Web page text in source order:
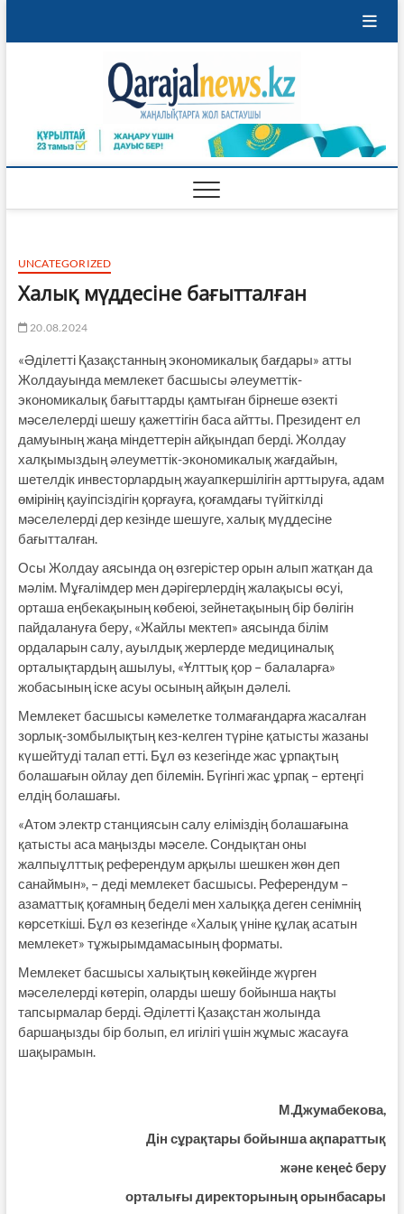
UNCATEGORIZED
Халық мүддесіне бағытталған
20.08.2024
«Әділетті Қазақстанның экономикалық бағдары» атты
Жолдауында мемлекет басшысы әлеуметтік-
экономикалық бағыттарды қамтыған бірнеше өзекті
мәселелерді шешу қажеттігін баса айтты. Президент ел
дамуының жаңа міндеттерін айқындап берді. Жолдау
халқымыздың әлеуметтік-экономикалық жағдайын,
шетелдік инвесторлардың жауапкершілігін арттыруға, адам
өмірінің қауіпсіздігін қорғауға, қоғамдағы түйіткілді
мәселелерді дер кезінде шешуге, халық мүддесіне
бағытталған.
Осы Жолдау аясында оң өзгерістер орын алып жатқан да
мәлім. Мұғалімдер мен дәрігерлердің жалақысы өсуі,
орташа еңбекақының көбеюі, зейнетақының бір бөлігін
пайдалануға беру, «Жайлы мектеп» аясында білім
ордаларын салу, ауылдық жерлерде медициналық
орталықтардың ашылуы, «Ұлттық қор – балаларға»
жобасының іске асуы осының айқын дәлелі.
Мемлекет басшысы кәмелетке толмағандарға жасалған
зорлық-зомбылықтың кез-келген түріне қатысты жазаны
күшейтуді талап етті. Бұл өз кезегінде жас ұрпақтың
болашағын ойлау деп білемін. Бүгінгі жас ұрпақ – ертеңгі
елдің болашағы.
«Атом электр станциясын салу еліміздің болашағына
қатысты аса маңызды мәселе. Сондықтан оны
жалпыұлттық референдум арқылы шешкен жөн деп
санаймын», – деді мемлекет басшысы. Референдум –
азаматтық қоғамның беделі мен халыққа деген сенімнің
көрсеткіші. Бұл өз кезегінде «Халық үніне құлақ асатын
мемлекет» тұжырымдамасының форматы.
Мемлекет басшысы халықтың көкейінде жүрген
мәселелерді көтеріп, оларды шешу бойынша нақты
тапсырмалар берді. Әділетті Қазақстан жолында
баршаңызды бір болып, ел игілігі үшін жұмыс жасауға
шақырамын.
М.Джумабекова,
Дін сұрақтары бойынша ақпараттық
және кеңеċ беру
орталығы директорының орынбасары